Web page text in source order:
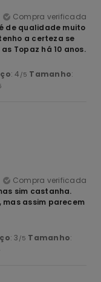
Compra verificada
de qualidade muito
a certeza se
Topaz há 10 anos.
: 4 /5 Tamanho:
Compra verificada
sim castanha.
assim parecem
: 3 /5 Tamanho: